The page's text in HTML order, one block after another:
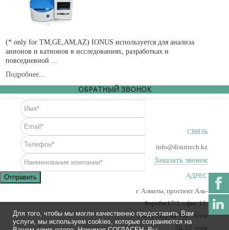
Для того, чтобы мы могли качественно предоставить Вам
услуги, мы используем cookies, которые сохраняются на
(* only for TM,GE,AM,AZ) IONUS используется для анализа
анионов и катионов в исследованиях, разработках и
повседневной ...
Подробнее...
ОБРАТНЫЙ ЗВОНОК
Отправить
СВЯЗЬ
info@distritech.kz
Заказать звонок
АДРЕС
г. Алматы, проспект Аль-
Фараби 17/1, офис 13,
ПФЦ "Нурлы-Тау", блок
5Б, 12 этаж